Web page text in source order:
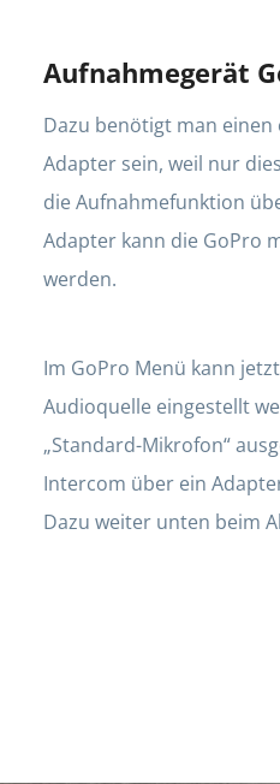
Aufnahmegerät
Dazu benötigt man einen
Adapter sein, weil nur
die Aufnahmefunktion
Adapter kann die GoPro
werden.
Im GoPro Menü kann
Audioquelle eingestellt
„Standard-Mikrofon“
Intercom über ein
Dazu weiter unten beim